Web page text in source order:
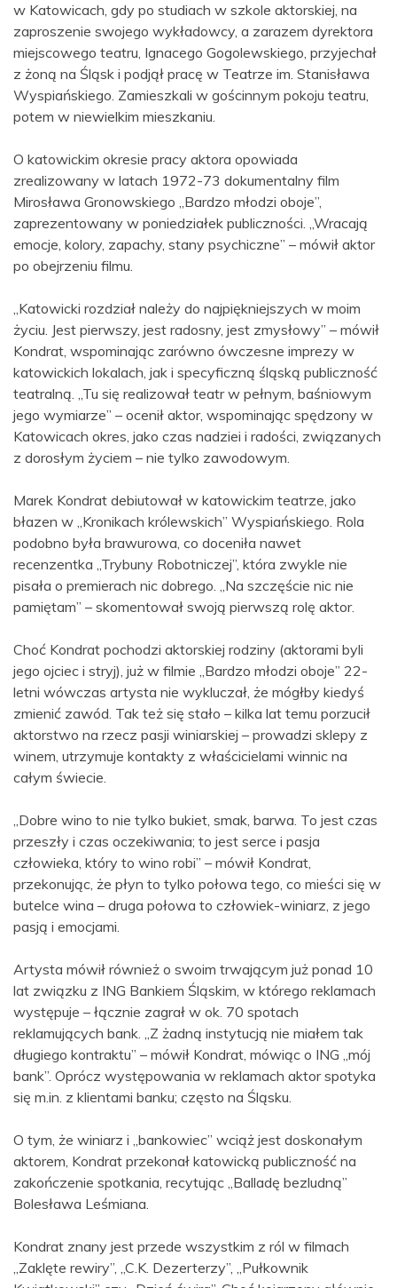
w Katowicach, gdy po studiach w szkole aktorskiej, na
zaproszenie swojego wykładowcy, a zarazem dyrektora
miejscowego teatru, Ignacego Gogolewskiego, przyjechał
z żoną na Śląsk i podjął pracę w Teatrze im. Stanisława
Wyspiańskiego. Zamieszkali w gościnnym pokoju teatru,
potem w niewielkim mieszkaniu.
O katowickim okresie pracy aktora opowiada
zrealizowany w latach 1972-73 dokumentalny film
Mirosława Gronowskiego „Bardzo młodzi oboje”,
zaprezentowany w poniedziałek publiczności. „Wracają
emocje, kolory, zapachy, stany psychiczne” – mówił aktor
po obejrzeniu filmu.
„Katowicki rozdział należy do najpiękniejszych w moim
życiu. Jest pierwszy, jest radosny, jest zmysłowy” – mówił
Kondrat, wspominając zarówno ówczesne imprezy w
katowickich lokalach, jak i specyficzną śląską publiczność
teatralną. „Tu się realizował teatr w pełnym, baśniowym
jego wymiarze” – ocenił aktor, wspominając spędzony w
Katowicach okres, jako czas nadziei i radości, związanych
z dorosłym życiem – nie tylko zawodowym.
Marek Kondrat debiutował w katowickim teatrze, jako
błazen w „Kronikach królewskich” Wyspiańskiego. Rola
podobno była brawurowa, co doceniła nawet
recenzentka „Trybuny Robotniczej”, która zwykle nie
pisała o premierach nic dobrego. „Na szczęście nic nie
pamiętam” – skomentował swoją pierwszą rolę aktor.
Choć Kondrat pochodzi aktorskiej rodziny (aktorami byli
jego ojciec i stryj), już w filmie „Bardzo młodzi oboje” 22-
letni wówczas artysta nie wykluczał, że mógłby kiedyś
zmienić zawód. Tak też się stało – kilka lat temu porzucił
aktorstwo na rzecz pasji winiarskiej – prowadzi sklepy z
winem, utrzymuje kontakty z właścicielami winnic na
całym świecie.
„Dobre wino to nie tylko bukiet, smak, barwa. To jest czas
przeszły i czas oczekiwania; to jest serce i pasja
człowieka, który to wino robi” – mówił Kondrat,
przekonując, że płyn to tylko połowa tego, co mieści się w
butelce wina – druga połowa to człowiek-winiarz, z jego
pasją i emocjami.
Artysta mówił również o swoim trwającym już ponad 10
lat związku z ING Bankiem Śląskim, w którego reklamach
występuje – łącznie zagrał w ok. 70 spotach
reklamujących bank. „Z żadną instytucją nie miałem tak
długiego kontraktu” – mówił Kondrat, mówiąc o ING „mój
bank”. Oprócz występowania w reklamach aktor spotyka
się m.in. z klientami banku; często na Śląsku.
O tym, że winiarz i „bankowiec” wciąż jest doskonałym
aktorem, Kondrat przekonał katowicką publiczność na
zakończenie spotkania, recytując „Balladę bezludną”
Bolesława Leśmiana.
Kondrat znany jest przede wszystkim z ról w filmach
„Zaklęte rewiry”, „C.K. Dezerterzy”, „Pułkownik